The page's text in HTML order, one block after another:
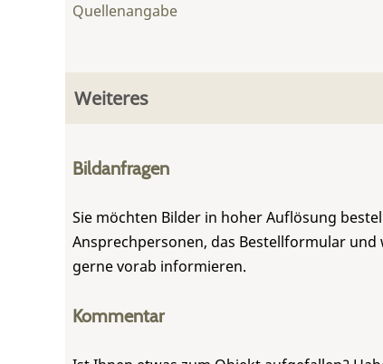
Quellenangabe
Weiteres
Bildanfragen
Sie möchten Bilder in hoher Auflösung
Ansprechpersonen, das Bestellformular
gerne vorab informieren.
Kommentar